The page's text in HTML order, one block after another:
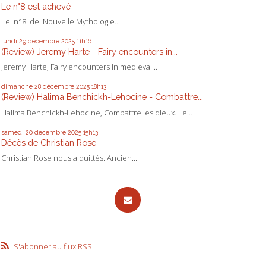
Le n°8 est achevé
Le n°8 de Nouvelle Mythologie...
lundi 29 décembre 2025 11h16
(Review) Jeremy Harte - Fairy encounters in...
Jeremy Harte, Fairy encounters in medieval...
dimanche 28 décembre 2025 18h13
(Review) Halima Benchickh-Lehocine - Combattre...
Halima Benchickh-Lehocine, Combattre les dieux. Le...
samedi 20 décembre 2025 15h13
Décès de Christian Rose
Christian Rose nous a quittés. Ancien...
S'abonner au flux RSS